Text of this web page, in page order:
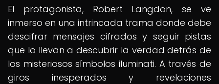
El protagonista, Robert Langdon, se ve
inmerso en una intrincada trama donde debe
descifrar mensajes cifrados y seguir pistas
que lo llevan a descubrir la verdad detrás de
los misteriosos símbolos iluminati. A través de
giros inesperados y revelaciones